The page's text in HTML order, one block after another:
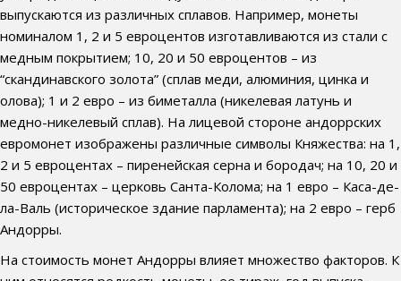
выпускаются из различных сплавов. Например, монеты
номиналом 1, 2 и 5 евроцентов изготавливаются из стали с
медным покрытием; 10, 20 и 50 евроцентов – из
“скандинавского золота” (сплав меди, алюминия, цинка и
олова); 1 и 2 евро – из биметалла (никелевая латунь и
медно-никелевый сплав). На лицевой стороне андоррских
евромонет изображены различные символы Княжества: на 1,
2 и 5 евроцентах – пиренейская серна и бородач; на 10, 20 и
50 евроцентах – церковь Санта-Колома; на 1 евро – Каса-де-
ла-Валь (историческое здание парламента); на 2 евро – герб
Андорры.
На стоимость монет Андорры влияет множество факторов. К